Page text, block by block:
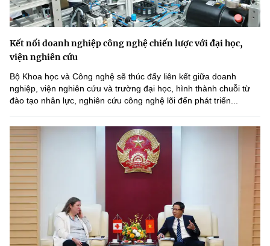
Kết nối doanh nghiệp công nghệ chiến lược với đại học,
viện nghiên cứu
Bộ Khoa học và Công nghệ sẽ thúc đẩy liên kết giữa doanh
nghiệp, viện nghiên cứu và trường đại học, hình thành chuỗi từ
đào tạo nhân lực, nghiên cứu công nghệ lõi đến phát triển...